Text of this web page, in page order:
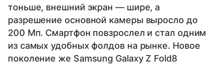
тоньше, внешний экран — шире, а
разрешение основной камеры выросло до
200 Мп. Смартфон повзрослел и стал одним
из самых удобных фолдов на рынке. Новое
поколение же Samsung Galaxy Z Fold8